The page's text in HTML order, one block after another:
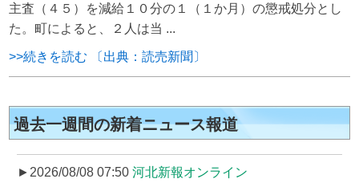
主査（４５）を減給１０分の１（１か月）の懲戒処分とし
た。町によると、２人は当 ...
>>続きを読む 〔出典：読売新聞〕
過去一週間の新着ニュース報道
►2026/08/08 07:50 河北新報オンライン